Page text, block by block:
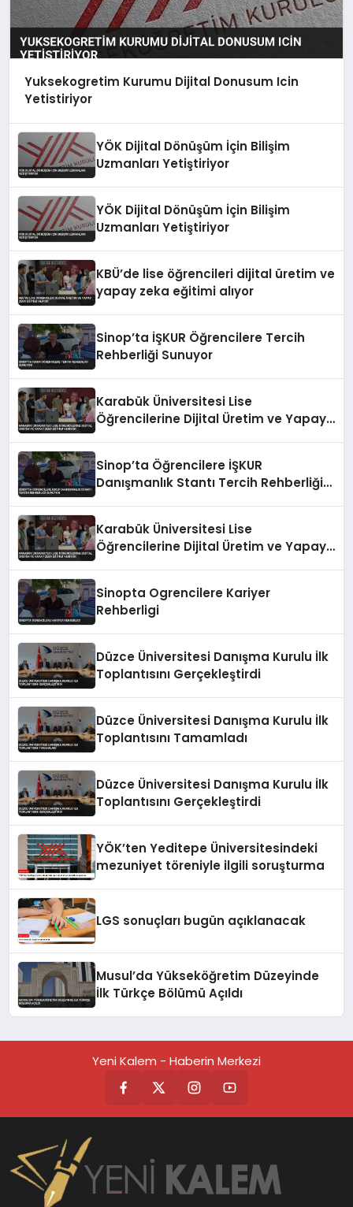
Yuksekogretim Kurumu Dijital Donusum Icin
Yetistiriyor
YÖK Dijital Dönüşüm İçin Bilişim
Uzmanları Yetiştiriyor
YÖK Dijital Dönüşüm İçin Bilişim
Uzmanları Yetiştiriyor
KBÜ’de lise öğrencileri dijital üretim ve
yapay zeka eğitimi alıyor
Sinop’ta İŞKUR Öğrencilere Tercih
Rehberliği Sunuyor
Karabük Üniversitesi Lise
Öğrencilerine Dijital Üretim ve Yapay
Sinop’ta Öğrencilere İŞKUR
Danışmanlık Stantı Tercih Rehberliği
Karabük Üniversitesi Lise
Öğrencilerine Dijital Üretim ve Yapay
Sinopta Ogrencilere Kariyer
Rehberligi
Düzce Üniversitesi Danışma Kurulu İlk
Toplantısını Gerçekleştirdi
Düzce Üniversitesi Danışma Kurulu İlk
Toplantısını Tamamladı
Düzce Üniversitesi Danışma Kurulu İlk
Toplantısını Gerçekleştirdi
YÖK’ten Yeditepe Üniversitesindeki
mezuniyet töreniyle ilgili soruşturma
LGS sonuçları bugün açıklanacak
Musul’da Yükseköğretim Düzeyinde
İlk Türkçe Bölümü Açıldı
Yeni Kalem - Haberin Merkezi